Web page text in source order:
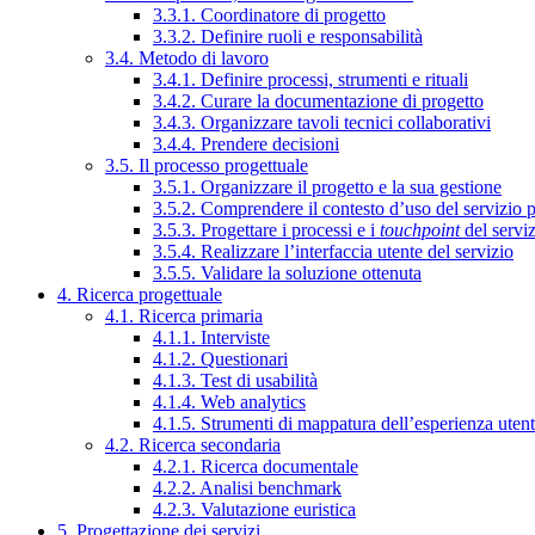
3.3.1. Coordinatore di progetto
3.3.2. Definire ruoli e responsabilità
3.4. Metodo di lavoro
3.4.1. Definire processi, strumenti e rituali
3.4.2. Curare la documentazione di progetto
3.4.3. Organizzare tavoli tecnici collaborativi
3.4.4. Prendere decisioni
3.5. Il processo progettuale
3.5.1. Organizzare il progetto e la sua gestione
3.5.2. Comprendere il contesto d’uso del servizio
3.5.3. Progettare i processi e i touchpointdel
3.5.4. Realizzare l’interfaccia utente del servizio
3.5.5. Validare la soluzione ottenuta
4. Ricerca progettuale
4.1. Ricerca primaria
4.1.1. Interviste
4.1.2. Questionari
4.1.3. Test di usabilità
4.1.4. Web analytics
4.1.5. Strumenti di mappatura dell’esperienza
4.2. Ricerca secondaria
4.2.1. Ricerca documentale
4.2.2. Analisi benchmark
4.2.3. Valutazione euristica
5. Progettazione dei servizi